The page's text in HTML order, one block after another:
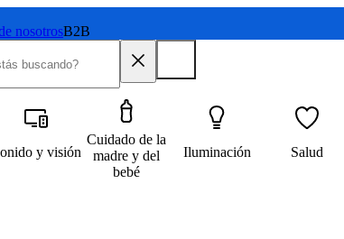
nosotrosB2B
y visión
Cuidado de la
madre y del
bebé
Iluminación Salud